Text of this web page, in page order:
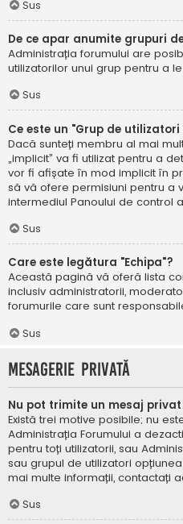
Sus
De ce apar anumite grupuri
Administrația forumului are
utilizatorilor unui grup pentru a
Sus
Ce este un "Grup de
Dacă sunteți membru al mai
„implicit” va fi utilizat pentru a
vor fi afișate în mod implicit în
să vă ofere permisiuni pentru a
intermediul Panoului de control
Sus
Care este legătura "Echipa"?
Această pagină vă oferă lista
inclusiv administratorii,
forumurile care sunt
Sus
Mesagerie privată
Nu pot trimite un mesaj
Există trei motive posibile; nu
Administrația Forumului a
pentru toți utilizatorii, sau
sau grupul de utilizatori
mai multe informații, contactați
Sus